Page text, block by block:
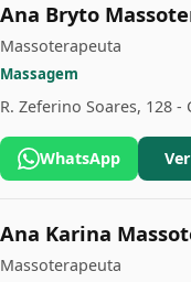
Ana Bryto
Massoterapeuta
Massagem
R. Zeferino Soares, 128 -
WhatsApp
Ana Karina
Massoterapeuta